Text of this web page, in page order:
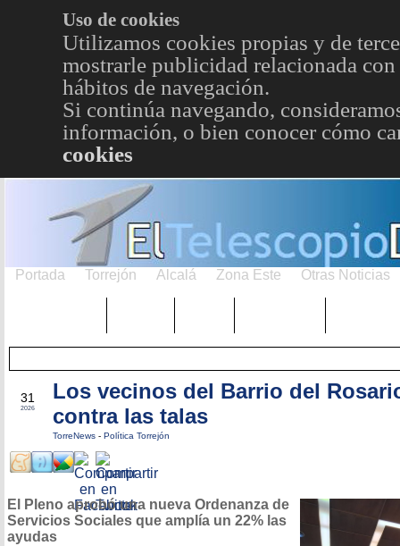
Uso de cookies
Utilizamos cookies propias y de
mostrarle publicidad relacionada
hábitos de navegación.
Si continúa navegando,
información, o bien conocer cómo
cookies
Portada Torrejón Alcalá Zona Este Otras Noticias
31
2026
Los vecinos del Barrio del
contra las talas
TorreNews - Política Torrejón
El Pleno aprobó una nueva Ordenanza de
Servicios Sociales que amplía un 22% las
ayudas